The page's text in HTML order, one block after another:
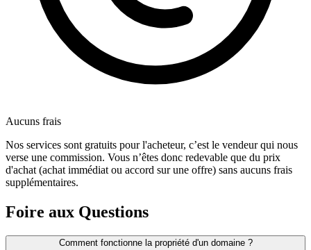
Aucuns frais
Nos services sont gratuits pour l'acheteur, c’est le vendeur qui nous
verse une commission. Vous n’êtes donc redevable que du prix
d'achat (achat immédiat ou accord sur une offre) sans aucuns frais
supplémentaires.
Foire aux Questions
Comment fonctionne la propriété d'un domaine ?